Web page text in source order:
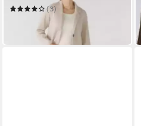
(3)
249,00 €
in 2-3 Werktagen bei dir